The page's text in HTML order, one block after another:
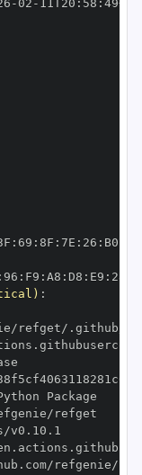
-02 - 11T20 : 58 : 49+00
: 69 : 8F : 7E : 26 : B0
: 96 : F9 : A8 : D8 : E9 : 28
:
refget/.github/
refgenie/